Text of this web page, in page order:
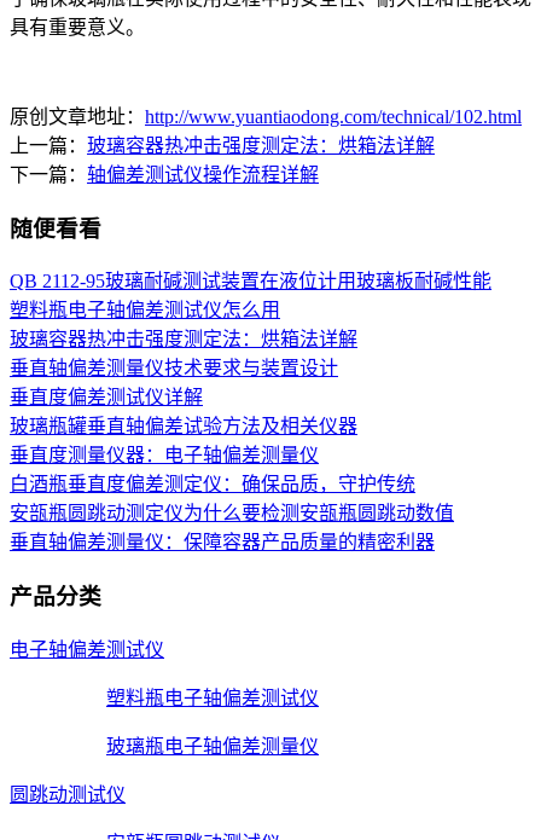
具有重要意义。
原创文章地址： http://www.yuantiaodong.com/technical/102.html
上一篇： 玻璃容器热冲击强度测定法：烘箱法详解
下一篇： 轴偏差测试仪操作流程详解
随便看看
QB 2112-95玻璃耐碱测试装置在液位计用玻璃板耐碱性能
塑料瓶电子轴偏差测试仪怎么用
玻璃容器热冲击强度测定法：烘箱法详解
垂直轴偏差测量仪技术要求与装置设计
垂直度偏差测试仪详解
玻璃瓶罐垂直轴偏差试验方法及相关仪器
垂直度测量仪器：电子轴偏差测量仪
白酒瓶垂直度偏差测定仪：确保品质，守护传统
安瓿瓶圆跳动测定仪为什么要检测安瓿瓶圆跳动数值
垂直轴偏差测量仪：保障容器产品质量的精密利器
产品分类
电子轴偏差测试仪
塑料瓶电子轴偏差测试仪
玻璃瓶电子轴偏差测量仪
圆跳动测试仪